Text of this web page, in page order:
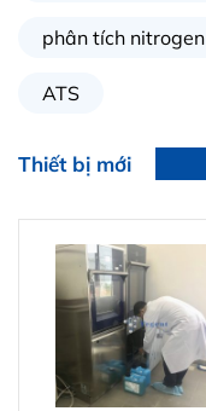
phân tích nitrogen
ATS
Thiết bị mới